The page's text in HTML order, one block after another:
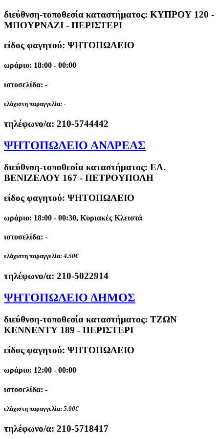
διεύθνση-τοποθεσία καταστήματος: ΚΥΠΡΟΥ 120 -
ΜΠΟΥΡΝΑΖΙ - ΠΕΡΙΣΤΕΡΙ
είδος φαγητού: ΨΗΤΟΠΩΛΕΙΟ
ωράριο: 18:00 - 00:00
ιστοσελίδα: -
ελάχιστη παραγγελία: -
τηλέφωνο/α: 210-5744442
ΨΗΤΟΠΩΛΕΙΟ ΑΝΔΡΕΑΣ
διεύθνση-τοποθεσία καταστήματος: ΕΛ.
ΒΕΝΙΖΕΛΟΥ 167 - ΠΕΤΡΟΥΠΟΛΗ
είδος φαγητού: ΨΗΤΟΠΩΛΕΙΟ
ωράριο: 18:00 - 00:30, Κυριακές Κλειστά
ιστοσελίδα: -
ελάχιστη παραγγελία: 4.50€
τηλέφωνο/α: 210-5022914
ΨΗΤΟΠΩΛΕΙΟ ΔΗΜΟΣ
διεύθνση-τοποθεσία καταστήματος: ΤΖΩΝ
ΚΕΝΝΕΝΤΥ 189 - ΠΕΡΙΣΤΕΡΙ
είδος φαγητού: ΨΗΤΟΠΩΛΕΙΟ
ωράριο: 12:00 - 00:00
ιστοσελίδα: -
ελάχιστη παραγγελία: 5.00€
τηλέφωνο/α: 210-5718417